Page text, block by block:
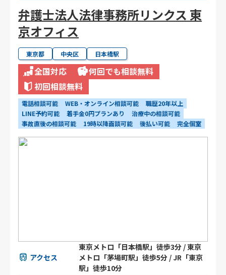
弁護士法人法律事務所リンクス 東
京オフィス
東京都 中央区 日本橋駅
全国対応
何回でも相談無料
初回相談無料
電話相談可能 WEB・オンライン相談可能
職歴20年以上
LINE予約可能
着手金0円プランあり
治療中の相談可能
事故直後の相談可能
19時以降面談可能 後払い可能 完全個室
アクセス
東京メトロ「日本橋駅」徒歩3分 / 東京
メトロ「茅場町駅」徒歩5分 / JR「東京
駅」徒歩10分